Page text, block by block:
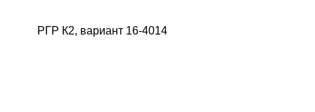
РГР К2, вариант 16-4014